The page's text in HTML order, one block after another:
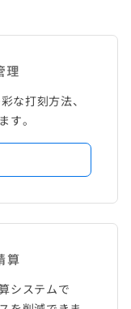
な打刻方法、
す。
システムで